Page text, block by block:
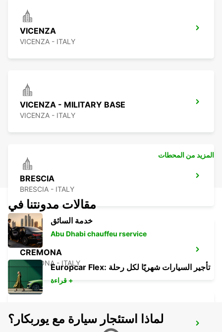
VICENZA
VICENZA - ITALY
VICENZA - MILITARY BASE
VICENZA - ITALY
BRESCIA
BRESCIA - ITALY
CREMONA
CREMONA - ITALY
PADOVA RAILWAY STATION
المزيد من المحطات
مقالات مدونتنا في
خدمة السائق
Abu Dhabi chauffeu rservice
Europcar Flex: تأجير السيارات شهريًا لكل رحلة
قراءة +
لماذا استئجار سيارة مع يوربكار؟